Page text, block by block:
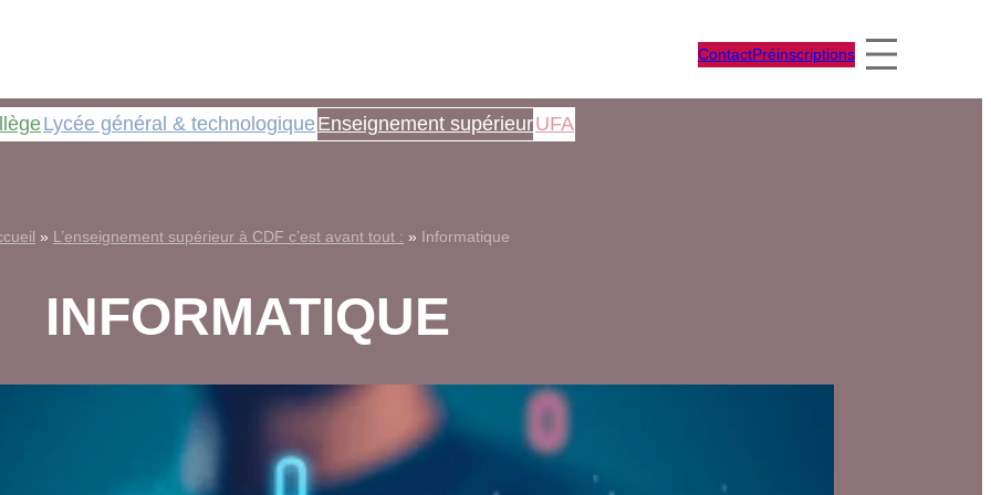
ContactPréinscriptions
Lycée général & technologique Enseignement supérieurUFA
» L’enseignement supérieur à CDF c’est avant tout : » Informatique
INFORMATIQUE